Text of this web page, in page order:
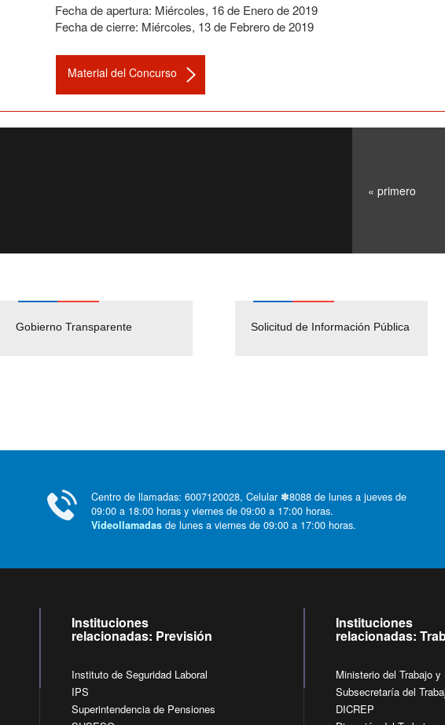
Fecha de apertura: Miércoles, 16de Enerode2019
Fecha de cierre: Miércoles, 13de Febrerode2019
Material del Concurso
« primero
Gobierno Transparente Solicitud de Información Pública
Pago Proveedores
Empleos
Centro de llamadas: 6007120028, Celular ✽8088 de lunes a jueves de
09:00 a 18:00 horas y viernes de 09:00 a 17:00 horas.
Videollamadas de lunes a viernes de 09:00 a 17:00 horas.
Instituciones
relacionadas: Previsión
Instituto de Seguridad Laboral
IPS
Superintendencia de Pensiones
Instituciones
relacionadas:
Ministerio del Trabajo
Subsecretaría del
DICREP